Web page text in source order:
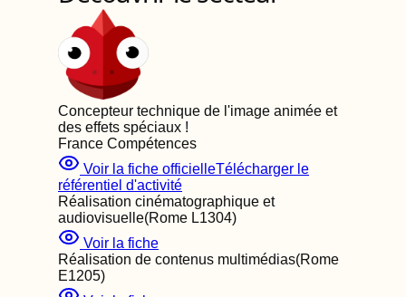
Concepteur technique de l'image animée et
des effets spéciaux !
France Compétences
Voir la fiche officielleTélécharger le
référentiel d'activité
Réalisation cinématographique et
audiovisuelle(Rome L1304)
Voir la fiche
Réalisation de contenus multimédias(Rome
E1205)